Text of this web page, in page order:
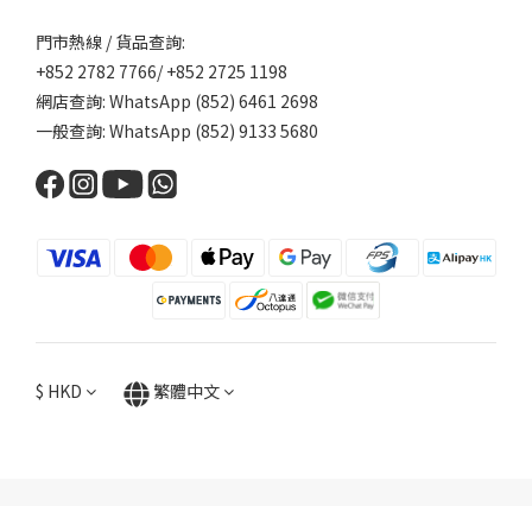
門市熱線 / 貨品查詢:
+852 2782 7766/ +852 2725 1198
網店查詢: WhatsApp (852) 6461 2698
一般查詢: WhatsApp (852) 9133 5680
$ HKD 繁體中文